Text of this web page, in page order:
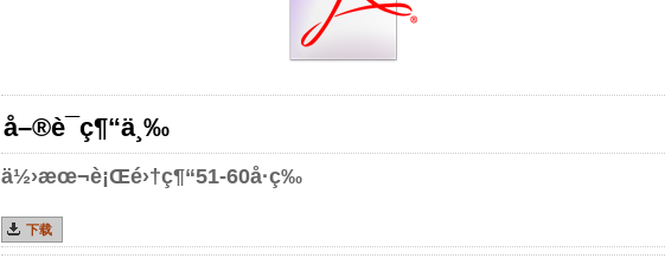
å–®è­¯ç¶“ä¸‰
ä½›æœ¬è¡Œé›†ç¶“51-60å·ç­‰
下载